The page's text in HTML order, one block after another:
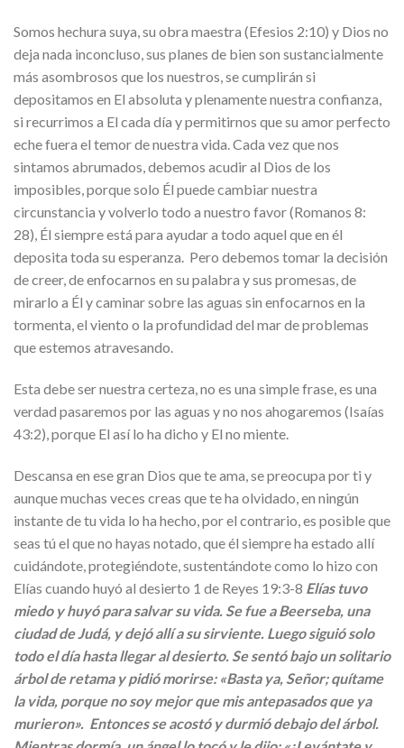
Somos hechura suya, su obra maestra (Efesios 2:10) y Dios no
deja nada inconcluso, sus planes de bien son sustancialmente
más asombrosos que los nuestros, se cumplirán si
depositamos en El absoluta y plenamente nuestra confianza,
si recurrimos a El cada día y permitirnos que su amor perfecto
eche fuera el temor de nuestra vida. Cada vez que nos
sintamos abrumados, debemos acudir al Dios de los
imposibles, porque solo Él puede cambiar nuestra
circunstancia y volverlo todo a nuestro favor (Romanos 8:
28), Él siempre está para ayudar a todo aquel que en él
deposita toda su esperanza. Pero debemos tomar la decisión
de creer, de enfocarnos en su palabra y sus promesas, de
mirarlo a Él y caminar sobre las aguas sin enfocarnos en la
tormenta, el viento o la profundidad del mar de problemas
que estemos atravesando.
Esta debe ser nuestra certeza, no es una simple frase, es una
verdad pasaremos por las aguas y no nos ahogaremos (Isaías
43:2), porque El así lo ha dicho y El no miente.
Descansa en ese gran Dios que te ama, se preocupa por ti y
aunque muchas veces creas que te ha olvidado, en ningún
instante de tu vida lo ha hecho, por el contrario, es posible que
seas tú el que no hayas notado, que él siempre ha estado allí
cuidándote, protegiéndote, sustentándote como lo hizo con
Elías cuando huyó al desierto 1 de Reyes 19:3-8 Elías tuvo
miedo y huyó para salvar su vida. Se fue a Beerseba, una
ciudad de Judá, y dejó allí a su sirviente. Luego siguió solo
todo el día hasta llegar al desierto. Se sentó bajo un solitario
árbol de retama y pidió morirse: «Basta ya, Señor; quítame
la vida, porque no soy mejor que mis antepasados que ya
murieron». Entonces se acostó y durmió debajo del árbol.